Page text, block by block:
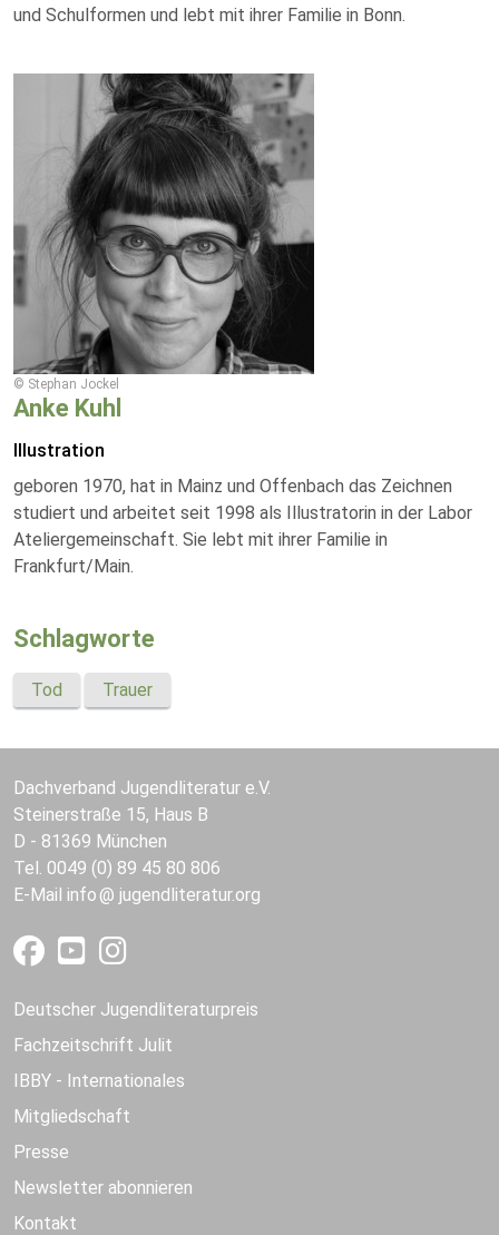
und Schulformen und lebt mit ihrer Familie in Bonn.
© Stephan Jockel
Anke Kuhl
Illustration
geboren 1970, hat in Mainz und Offenbach das Zeichnen
studiert und arbeitet seit 1998 als Illustratorin in der Labor
Ateliergemeinschaft. Sie lebt mit ihrer Familie in
Frankfurt/Main.
Schlagworte
Tod Trauer
Dachverband Jugendliteratur e.V.
Steinerstraße 15, Haus B
D - 81369 München
Tel. 0049 (0) 89 45 80 806
E-Mail info jugendliteratur.org
Deutscher Jugendliteraturpreis
Fachzeitschrift Julit
IBBY - Internationales
Mitgliedschaft
Presse
Newsletter abonnieren
Kontakt